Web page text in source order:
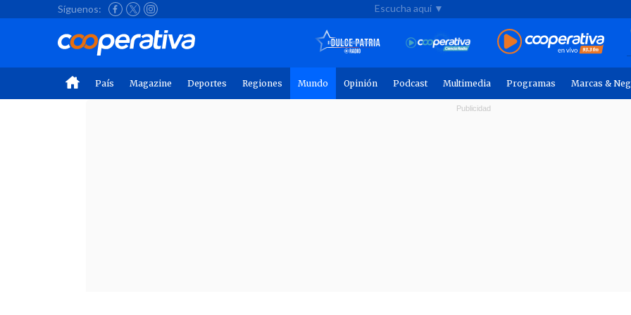
Síguenos: Escucha aquí ▼
País Magazine Deportes Regiones Mundo Opinión Podcast Multimedia Programas Marcas &